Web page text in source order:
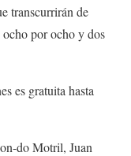
transcurrirán de
ocho por ocho y dos
es gratuita hasta
do Motril, Juan